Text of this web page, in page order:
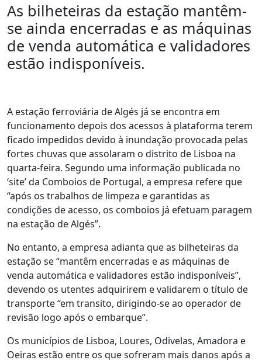
As bilheteiras da estação mantêm-
se ainda encerradas e as máquinas
de venda automática e validadores
estão indisponíveis.
A estação ferroviária de Algés já se encontra em
funcionamento depois dos acessos à plataforma terem
ficado impedidos devido à inundação provocada pelas
fortes chuvas que assolaram o distrito de Lisboa na
quarta-feira. Segundo uma informação publicada no
‘site’ da Comboios de Portugal, a empresa refere que
“após os trabalhos de limpeza e garantidas as
condições de acesso, os comboios já efetuam paragem
na estação de Algés”.
No entanto, a empresa adianta que as bilheteiras da
estação se “mantêm encerradas e as máquinas de
venda automática e validadores estão indisponíveis”,
devendo os utentes adquirirem e validarem o título de
transporte “em transito, dirigindo-se ao operador de
revisão logo após o embarque”.
Os municípios de Lisboa, Loures, Odivelas, Amadora e
Oeiras estão entre os que sofreram mais danos após a